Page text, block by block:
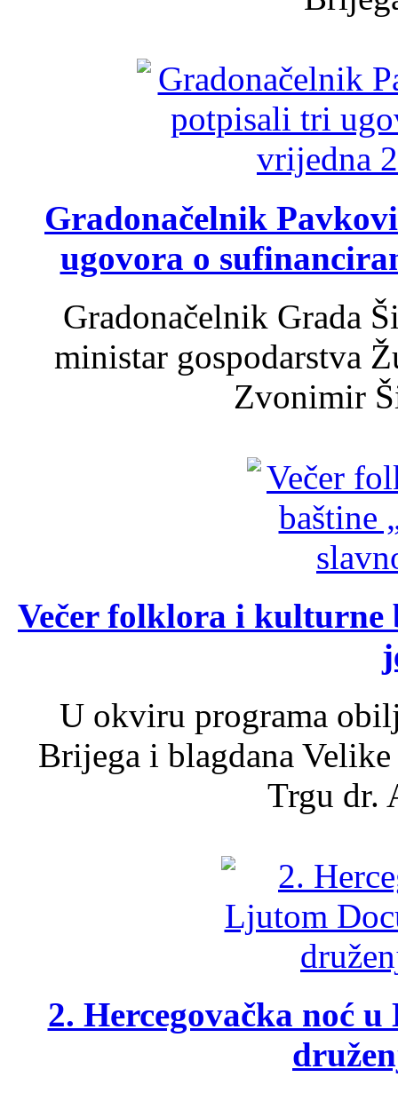
Gradonačelnik
ugovora o
Gradonačelnik Grada
ministar gospodarstva
Zvonimir
Večer folklora i kulturne
U okviru programa
Brijega i blagdana
Trgu dr.
2. Hercegovačka noć